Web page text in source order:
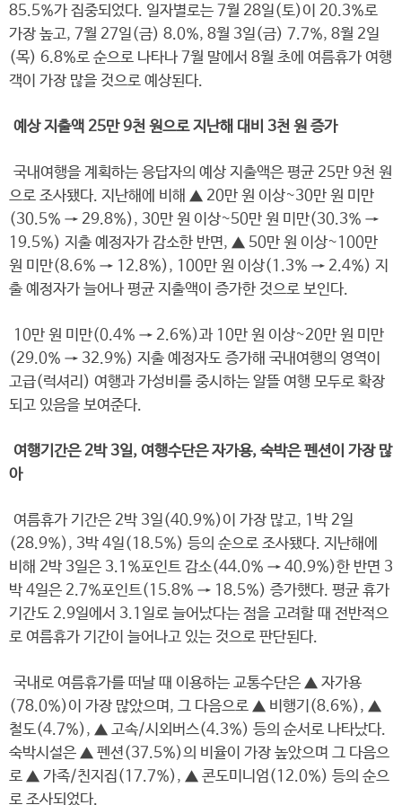
85.5%가 집중되었다. 일자별로는 7월 28일(토)이 20.3%로
가장 높고, 7월 27일(금) 8.0%, 8월 3일(금) 7.7%, 8월 2일
(목) 6.8%로 순으로 나타나 7월 말에서 8월 초에 여름휴가 여행
객이 가장 많을 것으로 예상된다.
예상 지출액 25만 9천 원으로 지난해 대비 3천 원 증가
국내여행을 계획하는 응답자의 예상 지출액은 평균 25만 9천 원
으로 조사됐다. 지난해에 비해 ▲ 20만 원 이상~30만 원 미만
(30.5% → 29.8%), 30만 원 이상~50만 원 미만(30.3% →
19.5%) 지출 예정자가 감소한 반면, ▲ 50만 원 이상~100만
원 미만(8.6% → 12.8%), 100만 원 이상(1.3% → 2.4%) 지
출 예정자가 늘어나 평균 지출액이 증가한 것으로 보인다.
10만 원 미만(0.4% → 2.6%)과 10만 원 이상~20만 원 미만
(29.0% → 32.9%) 지출 예정자도 증가해 국내여행의 영역이
고급(럭셔리) 여행과 가성비를 중시하는 알뜰 여행 모두로 확장
되고 있음을 보여준다.
여행기간은 2박 3일, 여행수단은 자가용, 숙박은 펜션이 가장 많
아
여름휴가 기간은 2박 3일(40.9%)이 가장 많고, 1박 2일
(28.9%), 3박 4일(18.5%) 등의 순으로 조사됐다. 지난해에
비해 2박 3일은 3.1%포인트 감소(44.0% → 40.9%)한 반면 3
박 4일은 2.7%포인트(15.8% → 18.5%) 증가했다. 평균 휴가
기간도 2.9일에서 3.1일로 늘어났다는 점을 고려할 때 전반적으
로 여름휴가 기간이 늘어나고 있는 것으로 판단된다.
국내로 여름휴가를 떠날 때 이용하는 교통수단은 ▲ 자가용
(78.0%)이 가장 많았으며, 그 다음으로 ▲ 비행기(8.6%), ▲
철도(4.7%), ▲ 고속/시외버스(4.3%) 등의 순서로 나타났다.
숙박시설은 ▲ 펜션(37.5%)의 비율이 가장 높았으며 그 다음으
로 ▲ 가족/친지집(17.7%), ▲ 콘도미니엄(12.0%) 등의 순으
로 조사되었다.